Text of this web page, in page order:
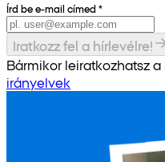
Írd be e-mail címed *
Iratkozz fel a hírlevélre!
Bármikor leiratkozhatsz a
irányelvek